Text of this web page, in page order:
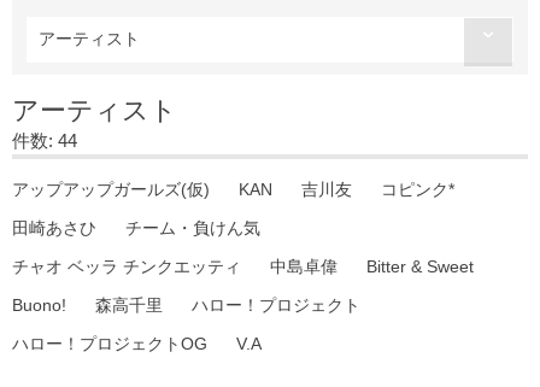
アーティスト
アーティスト
件数: 44
アップアップガールズ(仮) KAN 吉川友
コピンク*
田崎あさひ
チーム・負けん気
チャオ ベッラ チンクエッティ
中島卓偉
Bitter & Sweet
Buono!
森高千里
ハロー！プロジェクト
ハロー！プロジェクトOG
V.A